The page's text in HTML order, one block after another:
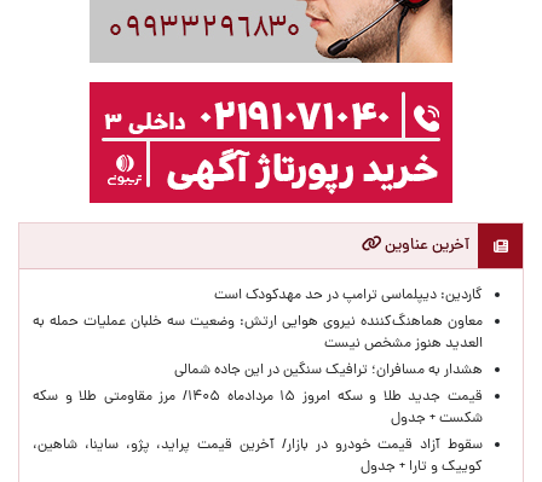
آخرین عناوین
گاردین: دیپلماسی ترامپ در حد مهدکودک است
معاون هماهنگ‌کننده نیروی هوایی ارتش: وضعیت سه خلبان عملیات حمله به
العدید هنوز مشخص نیست
هشدار به مسافران؛ ترافیک سنگین در این جاده شمالی
قیمت جدید طلا و سکه امروز ۱۵ مردادماه ۱۴۰۵/ مرز مقاومتی طلا و سکه
شکست + جدول
سقوط آزاد قیمت خودرو در بازار/ آخرین قیمت پراید، پژو، ساینا، شاهین،
کوییک و تارا + جدول